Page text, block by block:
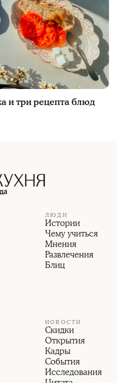
и три рецепта блюд
ЛЮДИ
Истории
Чему учиться
Мнения
Развлечения
Блиц
НОВОСТИ
Скидки
Открытия
Кадры
События
Исследования